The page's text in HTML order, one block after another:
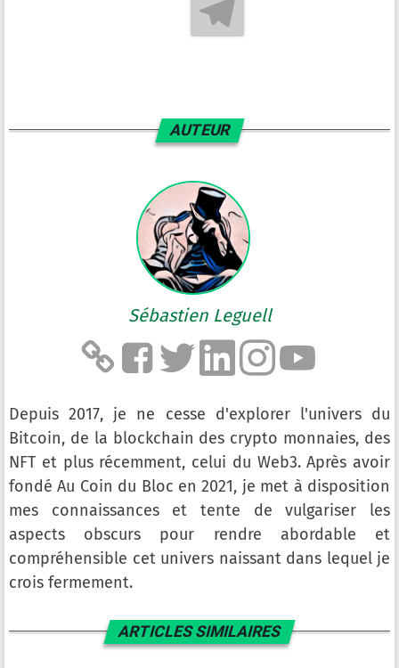
AUTEUR
Sébastien Leguell
Depuis 2017, je ne cesse d'explorer l'univers du
Bitcoin, de la blockchain des crypto monnaies, des
NFT et plus récemment, celui du Web3. Après avoir
fondé Au Coin du Bloc en 2021, je met à disposition
mes connaissances et tente de vulgariser les
aspects obscurs pour rendre abordable et
compréhensible cet univers naissant dans lequel je
crois fermement.
ARTICLES SIMILAIRES